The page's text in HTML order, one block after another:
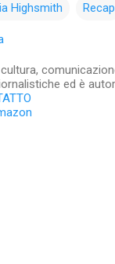
Highsmith Recap
ed è